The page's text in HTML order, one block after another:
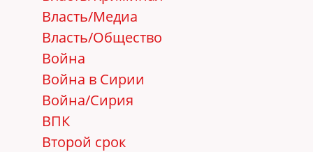
Власть/Медиа
Власть/Общество
Война
Война в Сирии
Война/Сирия
ВПК
Второй срок